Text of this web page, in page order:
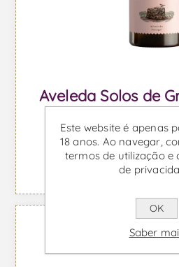
Aveleda Solos de
Desde €9,76
Este website é apenas
18 anos. Ao navegar,
termos de utilização e
de
OK
Saber